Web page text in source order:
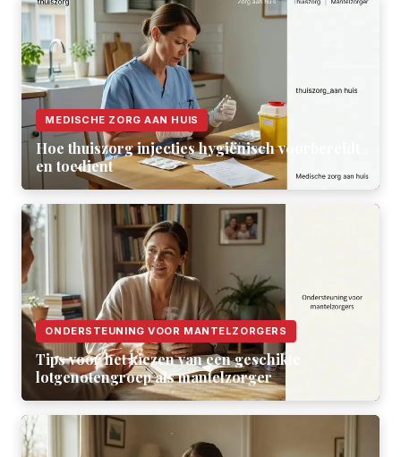
MEDISCHE ZORG AAN HUIS
Hoe thuiszorg injecties hygiënisch voorbereidt
en toedient
ONDERSTEUNING VOOR MANTELZORGERS
Tips voor het kiezen van een geschikte
lotgenotengroep als mantelzorger